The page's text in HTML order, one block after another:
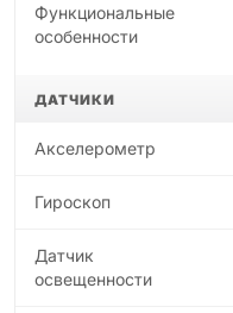
Функциональные
особенности
ДАТЧИКИ
Акселерометр
Гироскоп
Датчик
освещенности